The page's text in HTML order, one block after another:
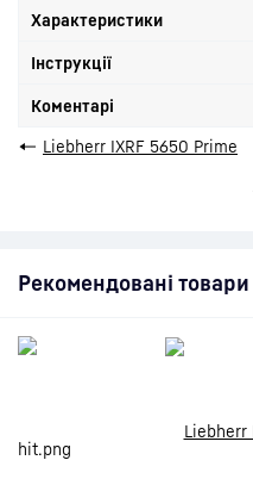
Характеристики
Інструкції
Коментарі
← Liebherr IXRF 5650 Prime
Рекомендовані товари